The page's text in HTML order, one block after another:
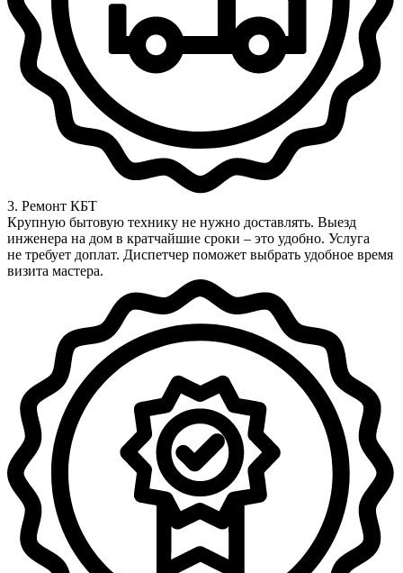
3. Ремонт КБТ
Крупную бытовую технику не нужно доставлять. Выезд
инженера на дом в кратчайшие сроки – это удобно. Услуга
не требует доплат. Диспетчер поможет выбрать удобное время
визита мастера.